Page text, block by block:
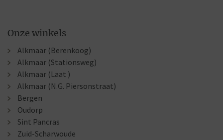
Onze winkels
Alkmaar (Berenkoog)
Alkmaar (Stationsweg)
Alkmaar (Laat )
Alkmaar (N.G. Piersonstraat)
Bergen
Oudorp
Sint Pancras
Zuid-Scharwoude